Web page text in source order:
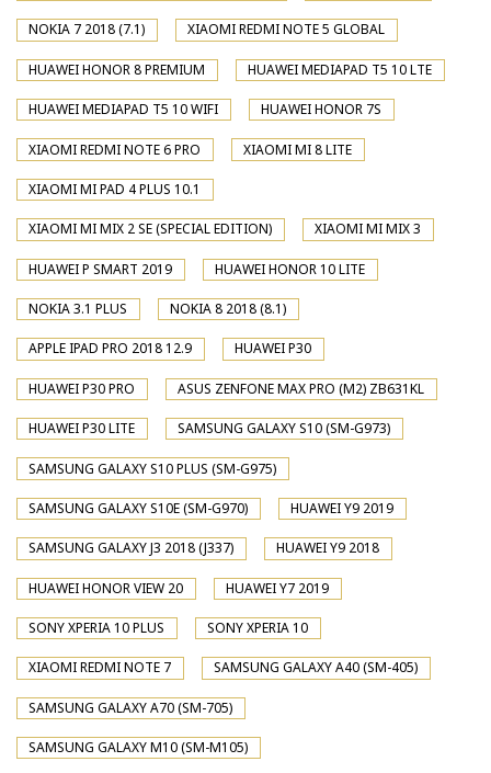
NOKIA 7 2018 (7.1) XIAOMI REDMI NOTE 5 GLOBAL
HUAWEI HONOR 8 PREMIUM HUAWEI MEDIAPAD T5 10 LTE
HUAWEI MEDIAPAD T5 10 WIFI HUAWEI HONOR 7S
XIAOMI REDMI NOTE 6 PRO XIAOMI MI 8 LITE
XIAOMI MI PAD 4 PLUS 10.1
XIAOMI MI MIX 2 SE (SPECIAL EDITION) XIAOMI MI MIX 3
HUAWEI P SMART 2019 HUAWEI HONOR 10 LITE
NOKIA 3.1 PLUS NOKIA 8 2018 (8.1)
APPLE IPAD PRO 2018 12.9 HUAWEI P30
HUAWEI P30 PRO ASUS ZENFONE MAX PRO (M2) ZB631KL
HUAWEI P30 LITE SAMSUNG GALAXY S10 (SM-G973)
SAMSUNG GALAXY S10 PLUS (SM-G975)
SAMSUNG GALAXY S10E (SM-G970) HUAWEI Y9 2019
SAMSUNG GALAXY J3 2018 (J337) HUAWEI Y9 2018
HUAWEI HONOR VIEW 20 HUAWEI Y7 2019
SONY XPERIA 10 PLUS SONY XPERIA 10
XIAOMI REDMI NOTE 7 SAMSUNG GALAXY A40 (SM-405)
SAMSUNG GALAXY A70 (SM-705)
SAMSUNG GALAXY M10 (SM-M105)